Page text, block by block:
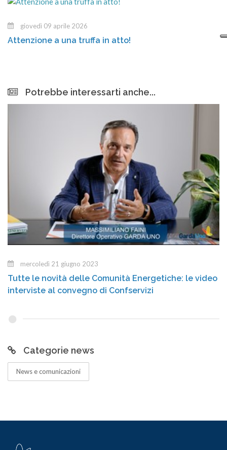
giovedì 09 aprile 2026
Attenzione a una truffa in atto!
Potrebbe interessarti anche...
mercoledì 21 giugno 2023
Tutte le novità delle Comunità Energetiche: le video
interviste al convegno di Confservizi
Categorie news
News e comunicazioni